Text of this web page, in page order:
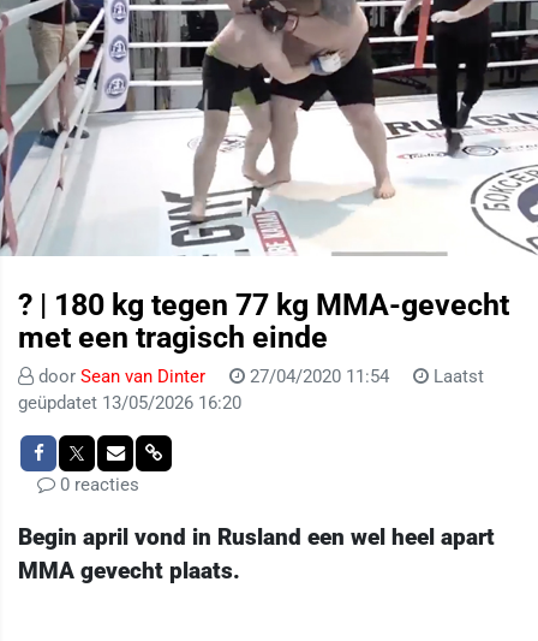
? | 180 kg tegen 77 kg MMA-gevecht
met een tragisch einde
door Sean van Dinter 27/04/2020 11:54
Laatst
geüpdatet 13/05/2026 16:20
0 reacties
Begin april vond in Rusland een wel heel apart
MMA gevecht plaats.